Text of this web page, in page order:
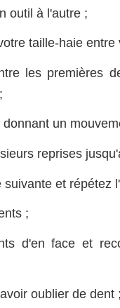
outil à l'autre ;
taille-haie
les premières
un
reprises
et répétez
;
d'en face et
oublier de dent ;